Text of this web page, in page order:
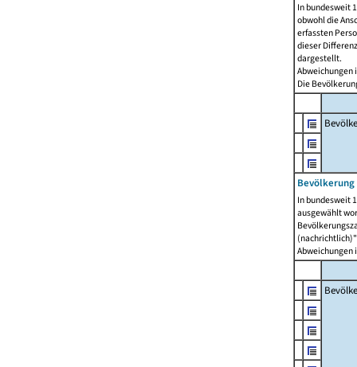
In bundesweit
obwohl die
erfassten
dieser
dargestellt.
Abweichungen
Die
In bundesweit
ausgewählt
Abweichungen